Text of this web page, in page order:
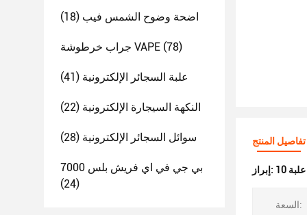
اضحة وضوح الشمس فيب (18)
جراب خرطوشة VAPE (78)
علبة السجائر الإلكترونية (41)
النكهة السيجارة الإلكترونية (22)
سوائل السجائر الإلكترونية (28)
بي جي في اي فريش بلس 7000
(24)
تفاصيل المنتج
إبراز: علبة
السعة: